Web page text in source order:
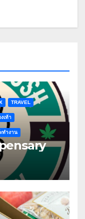
TRAVEL
เท้า
ทำงาน